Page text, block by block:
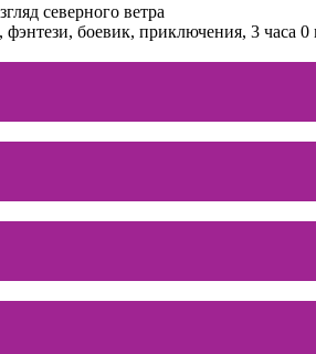
северного ветра
боевик, приключения, 3 часа 0